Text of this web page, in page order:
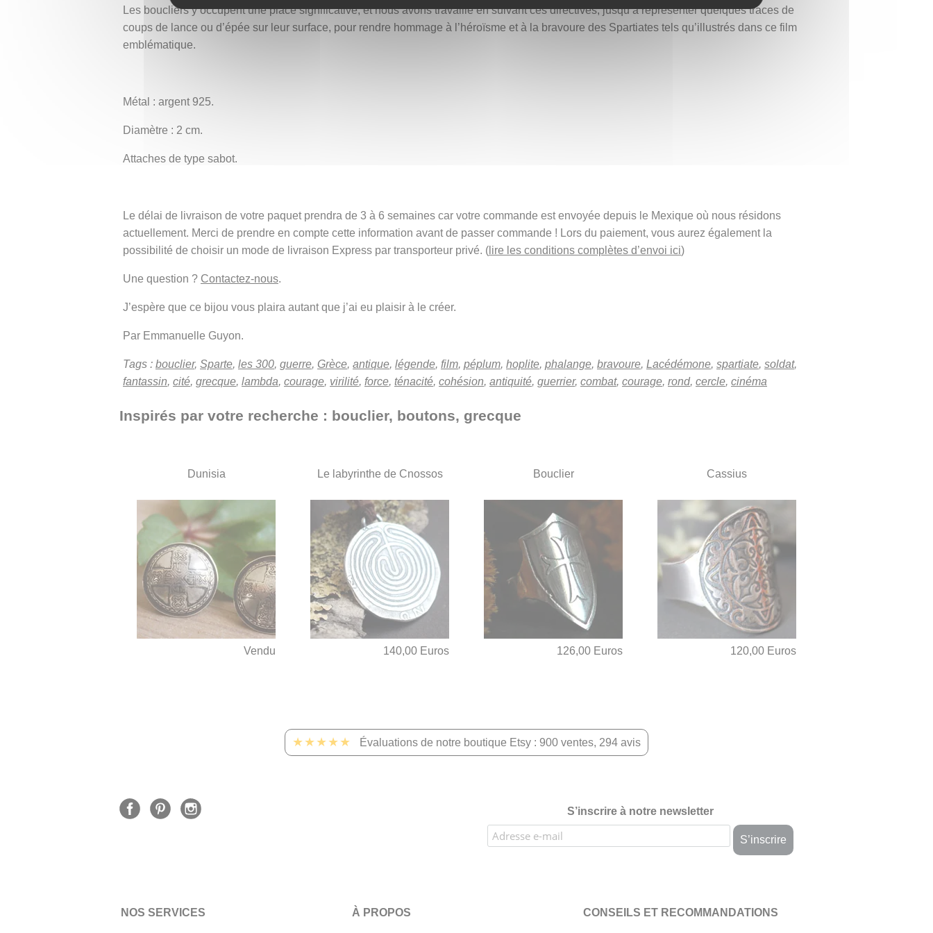
Les boucliers y occupent une place significative, et nous avons travaillé en suivant ces directives, jusqu’à représenter quelques traces de
coups de lance ou d’épée sur leur surface, pour rendre hommage à l’héroïsme et à la bravoure des Spartiates tels qu’illustrés dans ce film
emblématique.
Métal : argent 925.
Diamètre : 2 cm.
Attaches de type sabot.
Le délai de livraison de votre paquet prendra de 3 à 6 semaines car votre commande est envoyée depuis le Mexique où nous résidons
actuellement. Merci de prendre en compte cette information avant de passer commande ! Lors du paiement, vous aurez également la
possibilité de choisir un mode de livraison Express par transporteur privé. ( lire les conditions complètes d’envoi ici)
Une question ? Contactez-nous.
J’espère que ce bijou vous plaira autant que j’ai eu plaisir à le créer.
Par Emmanuelle Guyon.
Tags : bouclier, Sparte, les 300, guerre, Grèce, antique, légende, film, péplum, hoplite, phalange, bravoure, Lacédémone, spartiate, soldat,
fantassin, cité, grecque, lambda, courage, virilité, force, ténacité, cohésion, antiquité, guerrier, combat, courage, rond, cercle, cinéma
Inspirés par votre recherche : bouclier, boutons, grecque
Dunisia
Vendu
Le labyrinthe de Cnossos
140,00 Euros
Bouclier
126,00 Euros
Cassius
120,00 Euros
★★★★★ Évaluations de notre boutique Etsy : 900 ventes, 294 avis
S’inscrire à notre newsletter
NOS SERVICES À PROPOS CONSEILS ET RECOMMANDATIONS